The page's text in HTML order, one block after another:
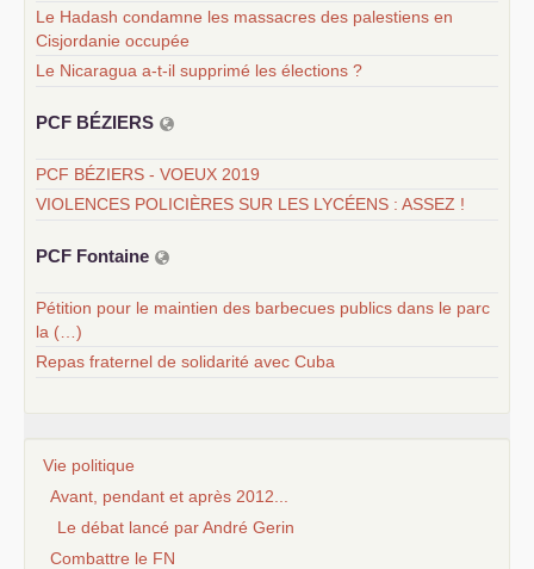
Le Hadash condamne les massacres des palestiens en
Cisjordanie occupée
Le Nicaragua a-t-il supprimé les élections ?
PCF BÉZIERS
PCF BÉZIERS - VOEUX 2019
VIOLENCES POLICIÈRES SUR LES LYCÉENS : ASSEZ !
PCF Fontaine
Pétition pour le maintien des barbecues publics dans le parc
la (…)
Repas fraternel de solidarité avec Cuba
Vie politique
Avant, pendant et après 2012...
Le débat lancé par André Gerin
Combattre le FN